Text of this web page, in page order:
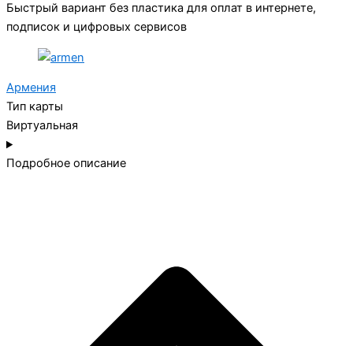
Быстрый вариант без пластика для оплат в интернете,
подписок и цифровых сервисов
Армения
Тип карты
Виртуальная
Подробное описание